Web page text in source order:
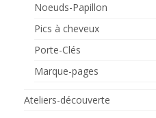
Noeuds-Papillon
Pics à cheveux
Porte-Clés
Marque-pages
Ateliers-découverte